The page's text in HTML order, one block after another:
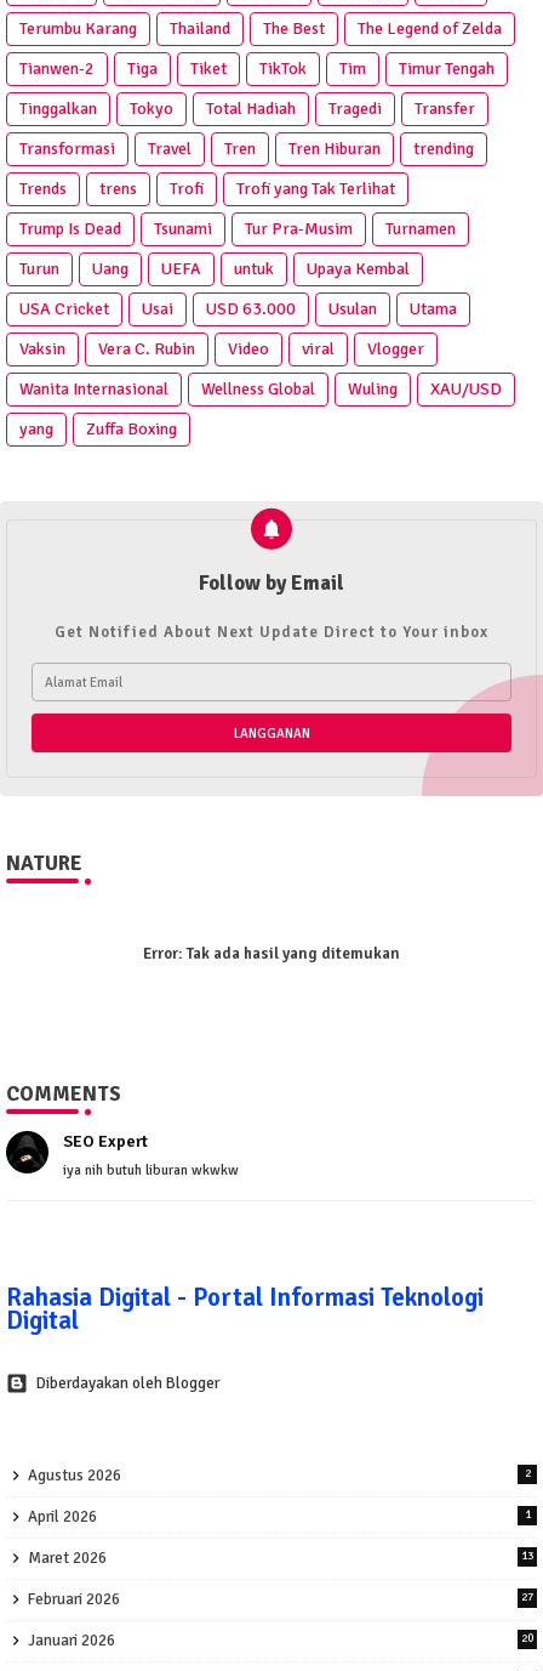
Terumbu Karang
Thailand The Best
The Legend of Zelda
Tianwen-2
Tiga Tiket TikTok Tim
Timur Tengah
Tinggalkan
Tokyo Total Hadiah Tragedi
Transfer
Transformasi
Travel Tren Tren Hiburan
trending
Trends
trens Trofi
Trofi yang Tak Terlihat
Trump Is Dead
Tsunami Tur Pra‑Musim
Turnamen
Turun
Uang UEFA untuk
Upaya Kembal
USA Cricket
Usai USD 63.000 Usulan
Utama
Vaksin
Vera C. Rubin Video viral
Vlogger
Wanita Internasional
Wellness Global Wuling
XAU/USD
yang
Zuffa Boxing
Follow by Email
Get Notified About Next Update Direct to Your inbox
NATURE
Error:Tak ada hasil yang ditemukan
COMMENTS
SEO Expert
iya nih butuh liburan wkwkw
Rahasia Digital - Portal Informasi Teknologi
Digital
Diberdayakan oleh Blogger
Agustus 2026 2
April 2026 1
Maret 2026 13
Februari 2026 27
Januari 2026 20